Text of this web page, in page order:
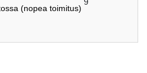
(nopea toimitus)
9